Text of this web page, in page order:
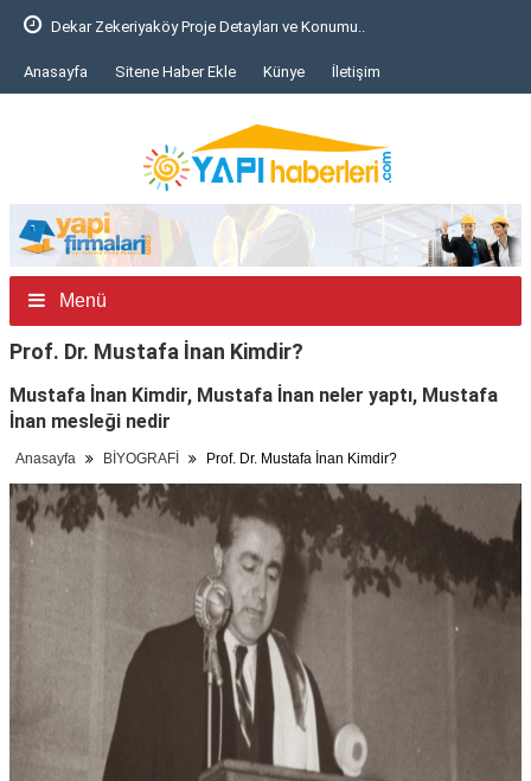
Bursa'da inşaat iskelesi çöktü: 6 işçi yaralı..
Anasayfa Sitene Haber Ekle Künye İletişim
Menü
Prof. Dr. Mustafa İnan Kimdir?
Mustafa İnan Kimdir, Mustafa İnan neler yaptı, Mustafa
İnan mesleği nedir
Anasayfa BİYOGRAFİ Prof. Dr. Mustafa İnan Kimdir?